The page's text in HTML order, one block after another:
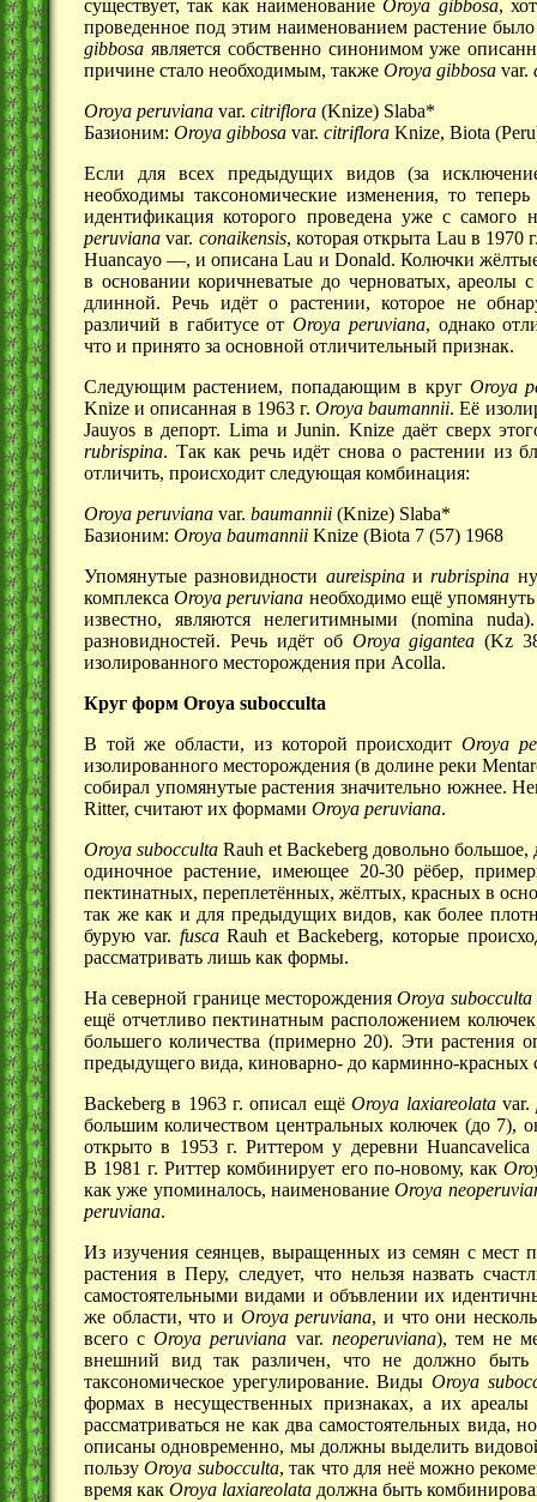
существует, так как наименованиеOroya gibbosa,
проведенное под этим наименованием растение
gibbosa является собственно синонимом уже
причине стало необходимым, также Oroya gibbosa var.
Oroya peruviana var. citriflora (Knize) Slaba*
Базионим: Oroya gibbosa var. citriflora Knize, Biota
Если для всех предыдущих видов (за
необходимы таксономические изменения, то
идентификация которого проведена уже с самого
peruviana var. conaikensis, которая открыта Lau в 1970
Huancayo —, и описана Lau и Donald. Колючки
в основании коричневатые до черноватых,
длинной. Речь идёт о растении, которое не
различий в габитусе отOroya peruviana, однако
что и принято за основной отличительный признак.
Следующим растением, попадающим в круг Oroya
Knize и описанная в 1963 г. Oroya baumannii. Её
Jauyos в депорт. Lima и Junin. Knize даёт сверх
rubrispina. Так как речь идёт снова о растении из
отличить, происходит следующая комбинация:
Oroya peruviana var. baumannii (Knize) Slaba*
Базионим: Oroya baumannii Knize (Biota 7 (57) 1968
Упомянутые разновидности aureispinaиrubrispina
комплексаOroya peruviana необходимо ещё
известно, являются нелегитимными (nomina
разновидностей. Речь идёт об Oroya gigantea (Kz
изолированного месторождения при Acolla.
Круг форм Oroya subocculta
В той же области, из которой происходитOroya
изолированного месторождения (в долине реки
собирал упомянутые растения значительно южнее.
Ritter, считают их формами Oroya peruviana.
Oroya subocculta Rauh et Backeberg довольно
одиночное растение, имеющее 20-30 рёбер,
пектинатных, переплетённых, жёлтых, красных в
так же как и для предыдущих видов, как более
бурую var. fuscaRauh et Backeberg, которые
рассматривать лишь как формы.
На северной границе месторожденияOroya subocculta
ещё отчетливо пектинатным расположением
большего количества (примерно 20). Эти растения
предыдущего вида, киноварно- до карминно-красных
Backeberg в 1963 г. описал ещёOroya laxiareolatavar.
большим количеством центральных колючек (до 7),
открыто в 1953 г. Риттером у деревни
В 1981 г. Риттер комбинирует его по-новому, как
как уже упоминалось, наименованиеOroya
peruviana.
Из изучения сеянцев, выращенных из семян с мест
растения в Перу, следует, что нельзя назвать
самостоятельными видами и объвлении их
же области, что и Oroya peruviana, и что они
всего сOroya peruviana var. neoperuviana), тем не
внешний вид так различен, что не должно быть
таксономическое урегулирование. Виды Oroya
формах в несущественных признаках, а их
рассматриваться не как два самостоятельных вида,
описаны одновременно, мы должны выделить
пользуOroya subocculta, так что для неё можно
время как Oroya laxiareolata должна быть